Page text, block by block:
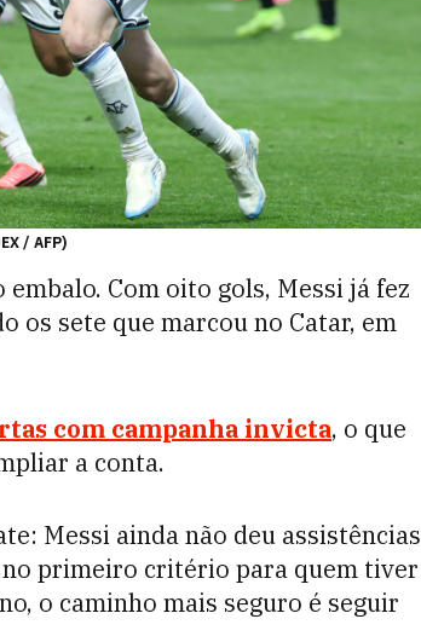
/ AFP)
Com oito gols, Messi já fez
os sete que marcou no Catar, em
com campanha invicta, o que
a conta.
Messi ainda não deu assistências
no primeiro critério para quem tiver
o caminho mais seguro é seguir